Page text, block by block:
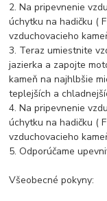
2. Na pripevnenie
úchytku na hadičku (
vzduchovacieho
3. Teraz umiestnite
jazierka a zapojte
kameň na najhlbšie
teplejších a
4. Na pripevnenie
úchytku na hadičku (
vzduchovacieho
5. Odporúčame
Všeobecné pokyny: